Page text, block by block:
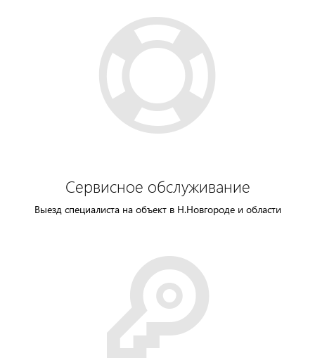
Сервисное обслуживание
Выезд специалиста на объект в Н.Новгороде и области